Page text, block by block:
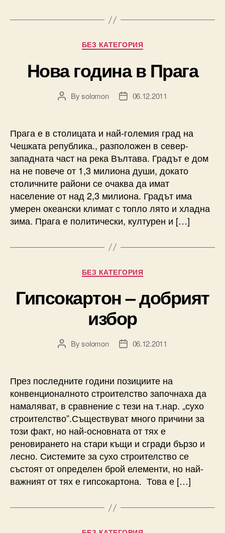
Categories
БЕЗ КАТЕГОРИЯ
Нова година в Прага
PostBysolomon
Post06.12.2011
Прага е в столицата и най-големия град на
Чешката република., разположен в север-
западната част на река Вълтава. Градът е дом
на не повече от 1,3 милиона души, докато
столичните райони се очаква да имат
население от над 2,3 милиона. Градът има
умерен океански климат с топло лято и хладна
зима. Прага е политически, културен и […]
Categories
БЕЗ КАТЕГОРИЯ
Гипсокартон – добрият
избор
PostBysolomon
Post06.12.2011
През последните години позициите на
конвенционалното строителство започнаха да
намаляват, в сравнение с тези на т.нар. „сухо
строителство”.Съществуват много причини за
този факт, но най-основната от тях е
реновирането на стари къщи и сгради бързо и
лесно. Системите за сухо строителство се
състоят от определен брой елементи, но най-
важният от тях е гипсокартона. Това е […]